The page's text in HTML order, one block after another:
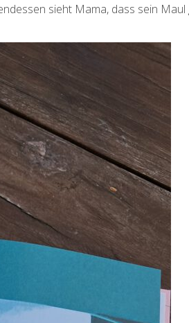
sieht Mama, dass sein Maul